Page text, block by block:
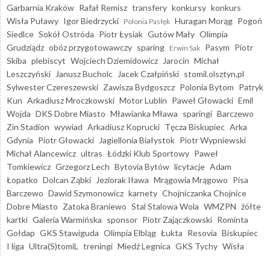
Garbarnia Kraków Rafał Remisz transfery konkursy konkurs
Wisła Puławy Igor Biedrzycki Polonia Pasłęk Huragan Morąg Pogoń
Siedlce Sokół Ostróda Piotr Łysiak Gutów Mały Olimpia
Grudziądz obóz przygotowawczy sparing Erwin Sak Pasym Piotr
Skiba plebiscyt Wojciech Dziemidowicz Jarocin Michał
Leszczyński
Janusz Bucholc Jacek Czałpiński stomil.olsztyn.pl
Sylwester Czereszewski Zawisza Bydgoszcz Polonia Bytom Patryk
Kun Arkadiusz Mroczkowski Motor Lublin Paweł Głowacki Emil
Wojda DKS Dobre Miasto Mławianka Mława sparingi Barczewo
Zin Stadion wywiad Arkadiusz Koprucki Tęcza Biskupiec Arka
Gdynia Piotr Głowacki Jagiellonia Białystok Piotr Wypniewski
Michał Alancewicz ultras Łódzki Klub Sportowy Paweł
Tomkiewicz Grzegorz Lech Bytovia Bytów licytacje Adam
Łopatko Dolcan Ząbki Jeziorak Iława Mrągowia Mrągowo Pisa
Barczewo Dawid Szymonowicz karnety Chojniczanka Chojnice
Dobre Miasto Zatoka Braniewo Stal Stalowa Wola WMZPN żółte
kartki Galeria Warmińska sponsor Piotr Zajączkowski Rominta
Gołdap GKS Stawiguda Olimpia Elbląg Łukta Resovia Biskupiec
I liga Ultra(S)tomiL treningi Miedź Legnica GKS Tychy Wisła